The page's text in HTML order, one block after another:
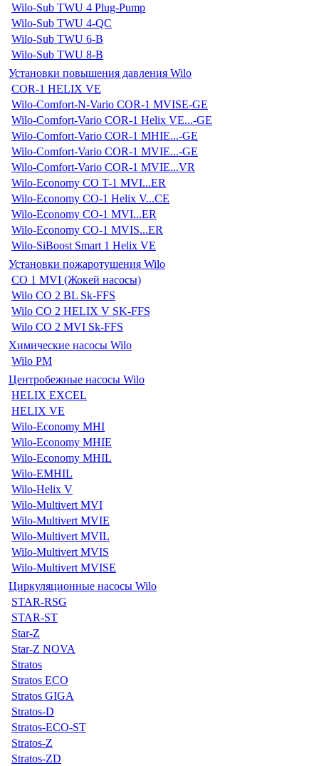
Wilo-Sub TWU 4 Plug-Pump
Wilo-Sub TWU 4-QC
Wilo-Sub TWU 6-B
Wilo-Sub TWU 8-B
Установки повышения давления Wilo
COR-1 HELIX VE
Wilo-Comfort-N-Vario COR-1 MVISE-GE
Wilo-Comfort-Vario COR-1 Helix VE...-GE
Wilo-Comfort-Vario COR-1 MHIE...-GE
Wilo-Comfort-Vario COR-1 MVIE...-GE
Wilo-Comfort-Vario COR-1 MVIE...VR
Wilo-Economy CO T-1 MVI...ER
Wilo-Economy CO-1 Helix V...CE
Wilo-Economy CO-1 MVI...ER
Wilo-Economy CO-1 MVIS...ER
Wilo-SiBoost Smart 1 Helix VE
Установки пожаротушения Wilo
CO 1 MVI (Жокей насосы)
Wilo CO 2 BL Sk-FFS
Wilo CO 2 HELIX V SK-FFS
Wilo CO 2 MVI Sk-FFS
Химические насосы Wilo
Wilo PM
Центробежные насосы Wilo
HELIX EXCEL
HELIX VE
Wilo-Economy MHI
Wilo-Economy MHIE
Wilo-Economy MHIL
Wilo-EMHIL
Wilo-Helix V
Wilo-Multivert MVI
Wilo-Multivert MVIE
Wilo-Multivert MVIL
Wilo-Multivert MVIS
Wilo-Multivert MVISE
Циркуляционные насосы Wilo
STAR-RSG
STAR-ST
Star-Z
Star-Z NOVA
Stratos
Stratos ECO
Stratos GIGA
Stratos-D
Stratos-ECO-ST
Stratos-Z
Stratos-ZD